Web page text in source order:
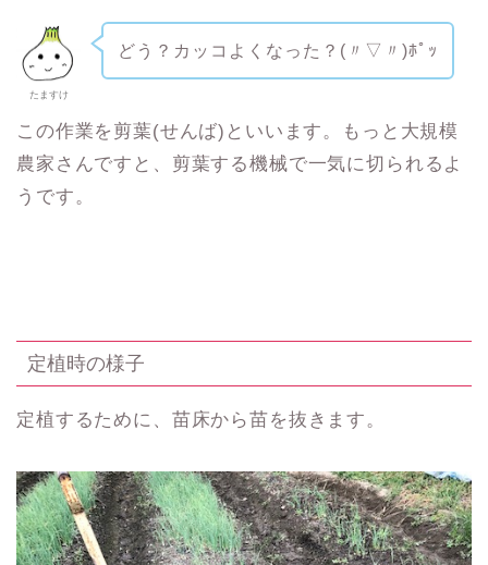
たますけ
どう？カッコよくなった？(〃▽〃)ﾎﾟｯ
この作業を剪葉(せんば)といいます。もっと大規模
農家さんですと、剪葉する機械で一気に切られるよ
うです。
定植時の様子
定植するために、苗床から苗を抜きます。